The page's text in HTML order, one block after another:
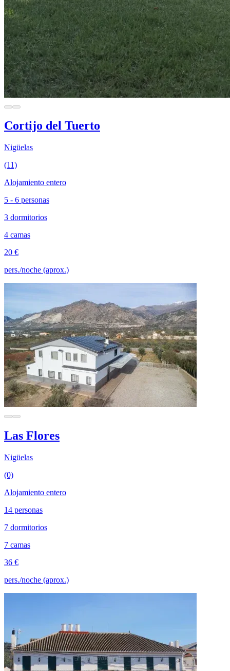
Cortijo del Tuerto
Nigüelas
(11)
Alojamiento entero
5 - 6 personas
3 dormitorios
4 camas
20 €
pers./noche (aprox.)
Las Flores
Nigüelas
(0)
Alojamiento entero
14 personas
7 dormitorios
7 camas
36 €
pers./noche (aprox.)